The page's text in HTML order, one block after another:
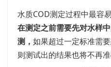
水质COD测定过程中最容
在测定之前需要先对水样
测， 如果超过一定标准需
则测试出的结果也将不再准